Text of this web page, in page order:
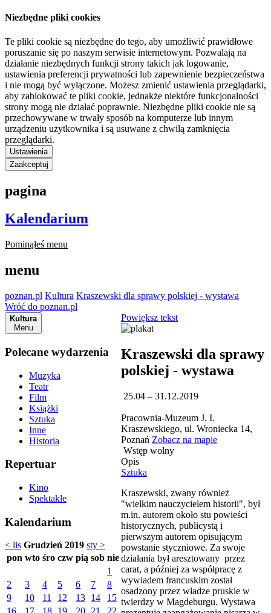
Niezbędne pliki cookies
Te pliki cookie są niezbędne do tego, aby umożliwić prawidłowe
poruszanie się po naszym serwisie internetowym. Pozwalają na
działanie niezbędnych funkcji strony takich jak logowanie,
ustawienia preferencji prywatności lub zapewnienie bezpieczeństwa
i nie mogą być wyłączone. Możesz zmienić ustawienia przeglądarki,
aby zablokować te pliki cookie, jednakże niektóre funkcjonalności
strony mogą nie działać poprawnie. Niezbędne pliki cookie nie są
przechowywane w trwały sposób na komputerze lub innym
urządzeniu użytkownika i są usuwane z chwilą zamknięcia
przeglądarki.
Ustawienia
Zaakceptuj
pagina
Kalendarium
Pominąłeś menu
menu
poznan.pl Kultura Kraszewski dla sprawy polskiej - wystawa
Wróć do poznan.pl
Kultura
Menu
Polecane wydarzenia
Muzyka
Teatr
Film
Książki
Sztuka
Inne
Historia
Repertuar
Kino
Spektakle
Kalendarium
< lis Grudzień 2019 sty >
pon wto śro czw pią sob nie
1
2
3 4 5 6 7
8
9
10 11 12 13 14
15
Powiększ tekst
Kraszewski dla sprawy
polskiej - wystawa
25.04 – 31.12.2019
Pracownia-Muzeum J. I.
Kraszewskiego, ul. Wroniecka 14,
Poznań Zobacz na mapie
Wstęp wolny
Opis
Sztuka
Kraszewski, zwany również
"wielkim nauczycielem historii", był
m.in. autorem około stu powieści
historycznych, publicystą i
pierwszym autorem opisującym
powstanie styczniowe. Za swoje
działania był aresztowany przez
carat, a później za współpracę z
wywiadem francuskim został
osadzony przez władze pruskie w
twierdzy w Magdeburgu. Wystawa